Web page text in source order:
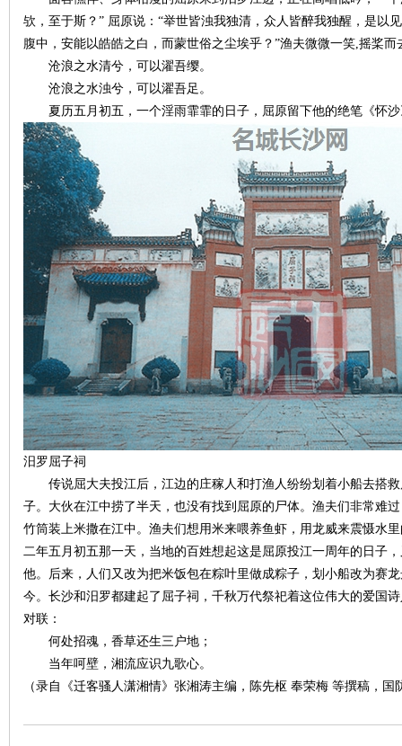
欤，至于斯？” 屈原说：“举世皆浊我独清，众人皆醉我独醒，是以
腹中，安能以皓皓之白，而蒙世俗之尘埃乎？”渔夫微微一笑,摇桨而
沧浪之水清兮，可以濯吾缨。
沧浪之水浊兮，可以濯吾足。
夏历五月初五，一个淫雨霏霏的日子，屈原留下他的绝笔《怀沙
汨罗屈子祠
传说屈大夫投江后，江边的庄稼人和打渔人纷纷划着小船去搭救
子。大伙在江中捞了半天，也没有找到屈原的尸体。渔夫们非常难
竹筒装上米撒在江中。渔夫们想用米来喂养鱼虾，用龙威来震慑水
二年五月初五那一天，当地的百姓想起这是屈原投江一周年的日子
他。后来，人们又改为把米饭包在粽叶里做成粽子，划小船改为赛
今。长沙和汨罗都建起了屈子祠，千秋万代祭祀着这位伟大的爱国
对联：
何处招魂，香草还生三户地；
当年呵壁，湘流应识九歌心。
（录自《迁客骚人潇湘情》张湘涛主编，陈先枢 奉荣梅 等撰稿，国